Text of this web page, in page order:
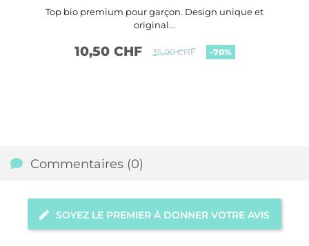
Top bio premium pour garçon. Design unique et
original...
10,50 CHF 35,00 CHF -70%
Commentaires (0)
SOYEZ LE PREMIER À DONNER VOTRE AVIS